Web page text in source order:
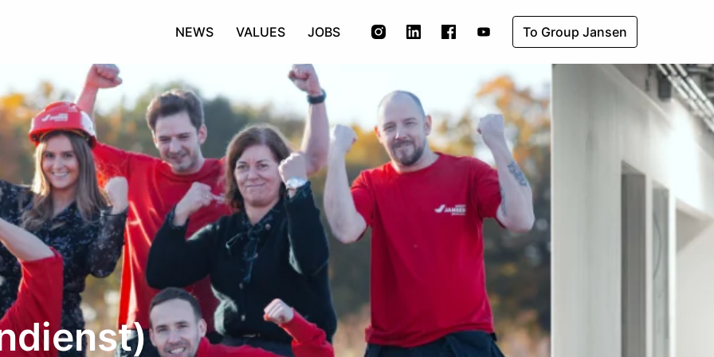
NEWS VALUES JOBS To Group Jansen